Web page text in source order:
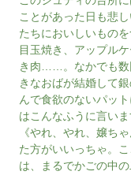
ことがあった日も悲
たちにおいしいもの
目玉焼き、アップル
き肉……。なかでも数
きなおばが結婚して
んで食欲のないパッ
はこんなふうに言いま
《やれ、やれ、嬢ち
た方がいいっちゃ。
は、まるでかごの中